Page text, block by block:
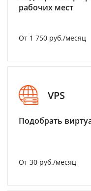
рабочих мест
От 1 750 руб./месяц
VPS
Подобрать
От 30 руб./месяц